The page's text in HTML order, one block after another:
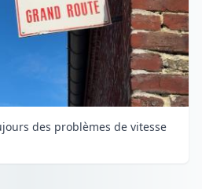
des problèmes de vitesse